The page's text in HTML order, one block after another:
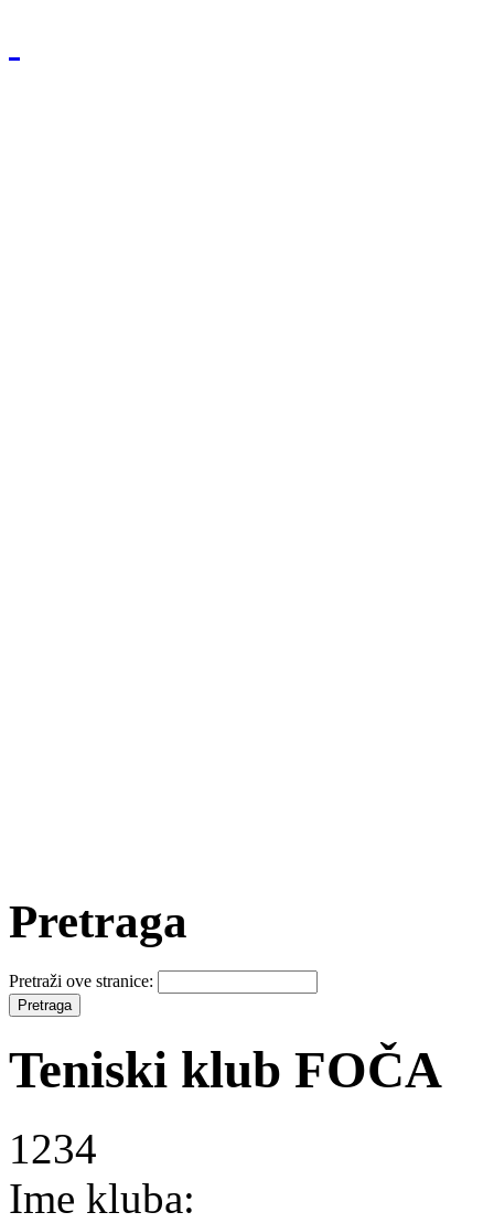
Pretraga
Pretraži ove stranice:
Teniski klub FOČA
1234
Ime kluba: